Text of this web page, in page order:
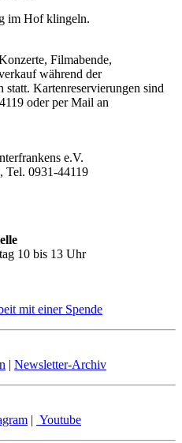
im Hof klingeln.
Filmabende,
während der
Kartenreservierungen sind
oder per Mail an
e.V.
Tel. 0931-44119
10 bis 13 Uhr
mit einer Spende
| Newsletter-Archiv
| Youtube